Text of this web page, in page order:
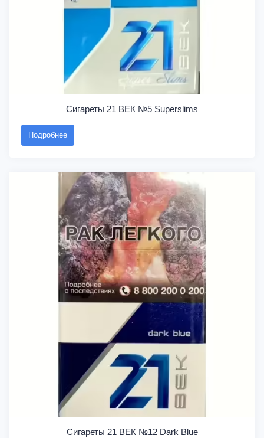
Сигареты 21 ВЕК №5 Superslims
Подробнее
Сигареты 21 ВЕК №12 Dark Blue